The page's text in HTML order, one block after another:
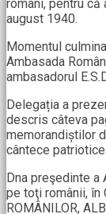
români, pentru
august 1940.
Momentul
Ambasada
ambasadorul
Delegația a
descris câteva
memorandiștilor
cântece patriotice.
Dna preşedinte a
pe toţi românii, în
ROMÂNILOR,